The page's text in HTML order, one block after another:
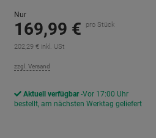
Nur
169,99 € pro Stück
202,29 € inkl. USt
zzgl. Versand
Aktuell verfügbar Vor 17:00 Uhr
bestellt, am nächsten Werktag geliefert